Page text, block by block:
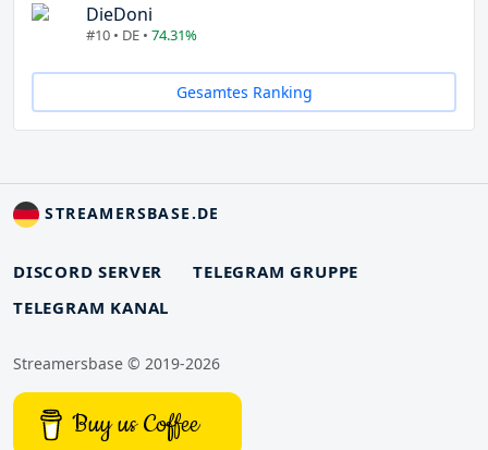
DieDoni
#10 • DE • 74.31%
Gesamtes Ranking
STREAMERSBASE.DE
DISCORD SERVER
TELEGRAM GRUPPE
TELEGRAM KANAL
Streamersbase © 2019-2026
Buy us Coffee